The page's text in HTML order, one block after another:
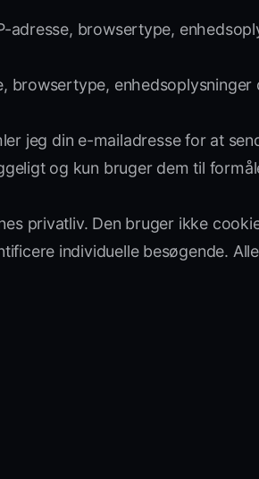
adresse, browsertype,
browsertype,
jeg din e-mailadresse for at
og kun bruger dem til
privatliv. Den bruger ikke
individuelle besøgende.